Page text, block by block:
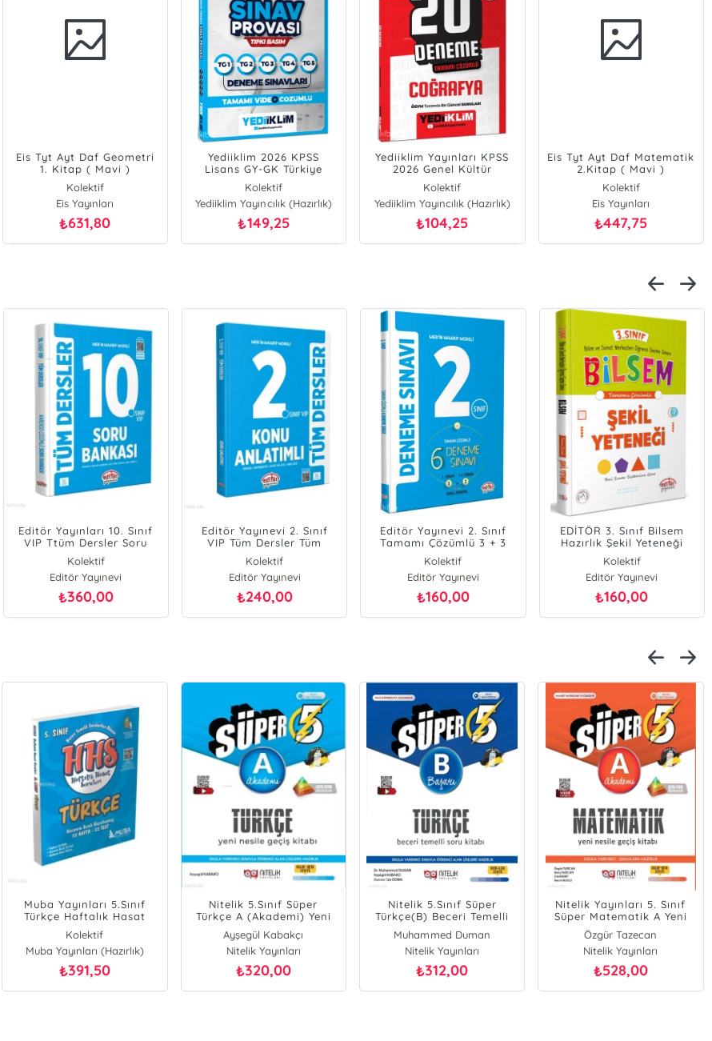
Eis Tyt Ayt Daf Geometri
1. Kitap ( Mavi )
Kolektif
Eis Yayınları
₺631,80
Yediiklim 2026 KPSS
Lisans GY-GK Türkiye
Geneli Video Çözümlü
Denemeler
Kolektif
Yediiklim Yayıncılık (Hazırlık)
₺149,25
Yediiklim Yayınları KPSS
2026 Genel Kültür
Coğrafya Tamamı
Çözümlü 20 Deneme
Kolektif
Yediiklim Yayıncılık (Hazırlık)
₺104,25
Eis Tyt Ayt Daf Matematik
2.Kitap ( Mavi )
Kolektif
Eis Yayınları
₺447,75
Editör Yayınları 10. Sınıf
VIP Ttüm Dersler Soru
Bankası
Kolektif
Editör Yayınevi
₺360,00
Editör Yayınevi 2. Sınıf
VIP Tüm Dersler Tüm
Dersler Konu Anlatımlı
Kolektif
Editör Yayınevi
₺240,00
Editör Yayınevi 2. Sınıf
Tamamı Çözümlü 3 + 3
Deneme Sınavı
Kolektif
Editör Yayınevi
₺160,00
EDİTÖR 3. Sınıf Bilsem
Hazırlık Şekil Yeteneği
Tamamı Çözümlü
Kolektif
Editör Yayınevi
₺160,00
Muba Yayınları 5.Sınıf
Türkçe Haftalık Hasat
Soruları HHS
Kolektif
Muba Yayınları (Hazırlık)
₺391,50
Nitelik 5.Sınıf Süper
Türkçe A (Akademi) Yeni
Nesile Geçiş Kitabı
Ayşegül Kabakçı
Nitelik Yayınları
₺320,00
Nitelik 5.Sınıf Süper
Türkçe(B) Beceri Temelli
Soru Kitabı
Muhammed Duman
Osman Can Doma
Ayşegül Kabakçı
Nitelik Yayınları
₺312,00
Nitelik Yayınları 5. Sınıf
Süper Matematik A Yeni
Nesile Geçiş Kitabı
Özgür Tazecan
Barış Tazecan
Erdal Kurt
Nitelik Yayınları
₺528,00